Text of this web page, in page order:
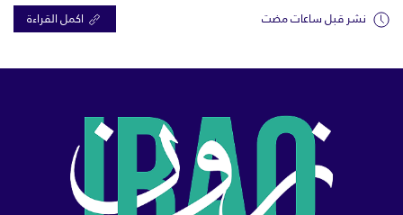
نشر قبل ساعات مضت اكمل القراءة